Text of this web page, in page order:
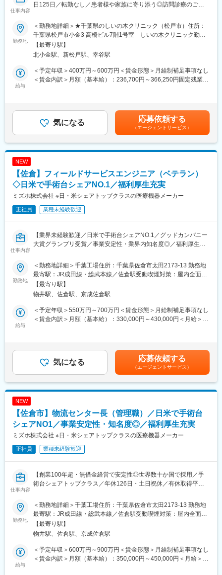
仕事内容
日125日／転勤なし／患者様や家族に寄り添う◎訪問診療のご紹
★介護・医療の業界経験を活かしながら、患者様・ご家族・施設
をつなぐ地域医療のコーディネーターとして活躍いただきます。
働き方改善や、長期就業が叶うポジションです★
＜ご経験が活かせるポイント＞
・利用者様やご家族、介護施設との関係づくりを行ってきた方
・様々な職種や関係機関との連携・調整業務に携わってきた方
■職務内容
当社グループ企業である医療法人（訪問診療クリニック）にて、
★当社の訪問診療は、介護施設など施設訪問が8割程度、個人宅へ
の訪問が1～2割程度です
★本ポジションでは、各クリニックに常駐して業務を行います（1
人で駐在することはありません）
◎介護施設等への営業活動（集患業務）
└当クリニックを紹介したり、取引ある介護施設へは、より介護
◎クリニック運営
・ドクターの診療スケジュールの作成
・新規患者への診療サービス説明
・介護施設とクリニックの連携サポート（介護施設からの相談受
付など）
■入社後のフォロー体制
■モデル年収
主任：550万、課長：730万、部長：800万程度（目安）
■働き方
・転勤当面なし
※ワークライフバランスが整う職場です！
・患者様やご家族の想いに寄り添い、「その人らしい人生の最終
章」を支えることができます。
なキャリアに挑戦できます。
勤務地
＜勤務地詳細＞★千葉県のしいの木クリニック（松戸市）住所：
千葉県松戸市小金3 高橋ビル7階1号室 しいの木クリニック勤務
地最寄駅：JR線／北小金駅受動喫煙対策：屋内全面禁煙変更の範
囲：会社の定める事業所
【最寄り駅】
北小金駅、新松戸駅、幸谷駅
給与
＜予定年収＞400万円～600万円＜賃金形態＞月給制補足事項なし
＜賃金内訳＞月額（基本給）：236,700円～366,250円固定残業手
＞※上記年収は、経験に応じ決定します。■昇級：年1回■賞与あり
（業績により支給）※モデル年収※係長（30代）500万円課長（40
代）700万円部長（40代）800万円賃金はあくまでも目安の金額で
あり、選考を通じて上下する可能性があります。月給(月額)は固定
手当を含めた表記です。
気になる 応募依頼する
（エージェントサービス）
NEW
【佐倉】フィールドサービスエンジニア（ベテラン）
◇日米で手術台シェアNO.1／福利厚生充実
ミズホ株式会社 ※日・米シェアトップクラスの医療機器メーカー
正社員 業種未経験歓迎
仕事内容
【業界未経験歓迎／日米で手術台シェアNO.1／グッドカンパニー
大賞グランプリ受賞／事業安定性・業界内知名度◎／福利厚生充
【業務概要】
■当社は100年を超える医療機器メーカーで、世界的なトップクラ
スシェア製品を持つ安定企業です。
■フィールドサービスエンジニアとして、大学病院や地域の基幹病
院に納入している医療機器類（手術台とその周辺機器類）の定期
検査や修理に携わっていただきます。
■機器類の設置作業補助
■関連事務（作業報告書、見積書･請求明細書作成、顧客管理、電
話・来客応対等）
■入社後約3ヶ月間程度は、トレーニング専用施設で入社研修を実
施。
■納入先の病院への修理や点検に同行し、手術室への入室から書類
作成・報告職務まで一連の実地訓練を実施します。
があります（平均約30日/年）。
■休日出勤の場合は、原則、振替休暇を取得頂きます。修理の場合
【対象エリア】
■首都圏・北関東圏の対応を中心とします。
■千葉勤務はフィールドサービス部門の本社機能を有しているた
め、各営業所から協力要請があれば全国に出向くこともありま
す。
勤務地
＜勤務地詳細＞千葉工場住所：千葉県佐倉市太田2173-13 勤務地
最寄駅：JR成田線・総武本線／佐倉駅受動喫煙対策：屋内全面禁
煙変更の範囲：会社の定める事業所
【最寄り駅】
物井駅、佐倉駅、京成佐倉駅
給与
＜予定年収＞550万円～700万円＜賃金形態＞月給制補足事項なし
＜賃金内訳＞月額（基本給）：330,000円～430,000円＜月給＞
考を通じて上下する可能性があります。・業績加算賞与の制度が
あり、年収は平均的な加算賞与を含みます・事務所内勤時の残業
代は別途支給賃金はあくまでも目安の金額であり、選考を通じて
上下する可能性があります。月給(月額)は固定手当を含めた表記で
す。
気になる 応募依頼する
（エージェントサービス）
NEW
【佐倉市】物流センター長（管理職）／日米で手術台
シェアNO1／事業安定性・知名度◎／福利厚生充実
ミズホ株式会社 ※日・米シェアトップクラスの医療機器メーカー
正社員 業種未経験歓迎
仕事内容
【創業100年超・無借金経営で安定性◎世界数十か国で採用／手
術台シェアトップクラス／年休126日・土日祝休／有休取得平均
【業務概要】
各種医療機器を製造販売する当社のロジスティクスセンターのセ
ンター長として、ロジスティクスセンターのマネジメント、およ
び入出荷・在庫管理・棚卸しなど実務の管理を行って頂きます。
【業務内容】
■課員マネジメント （労務管理、安全衛生管理含む）
勤務地
＜勤務地詳細＞千葉工場住所：千葉県佐倉市太田2173-13 勤務地
最寄駅：JR成田線・総武本線／佐倉駅受動喫煙対策：屋内全面禁
煙変更の範囲：会社の定める事業所
【最寄り駅】
物井駅、佐倉駅、京成佐倉駅
給与
＜予定年収＞600万円～900万円＜賃金形態＞月給制補足事項なし
＜賃金内訳＞月額（基本給）：350,000円～450,000円＜月給＞